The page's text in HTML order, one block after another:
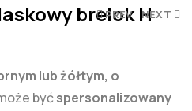
PREV NEXT
brelok H
lub żółtym, o
byćspersonalizowany